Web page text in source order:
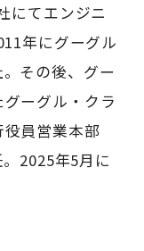
にてエンジニ
年にグーグル
その後、グー
ーグル・クラ
員営業本部
2025年5月に